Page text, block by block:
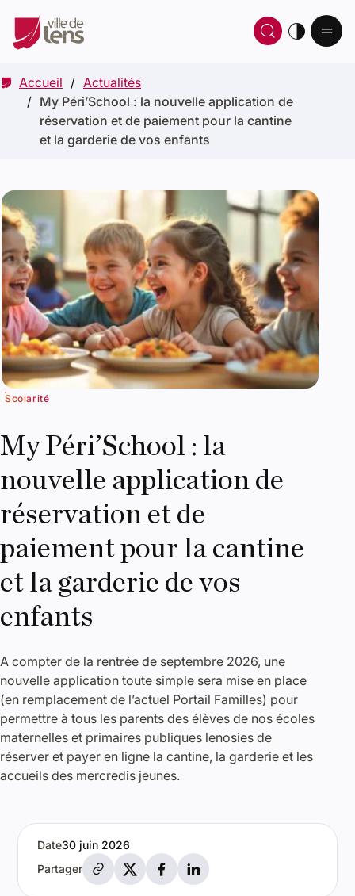
Ouvrir
Accueil
Actualités
My Péri’School : la nouvelle application de
réservation et de paiement pour la cantine
et la garderie de vos enfants
My Péri’School : la
nouvelle application de
réservation et de
paiement pour la cantine
et la garderie de vos
enfants
Scolarité
A compter de la rentrée de septembre 2026, une
nouvelle application toute simple sera mise en place
(en remplacement de l’actuel Portail Familles) pour
permettre à tous les parents des élèves de nos écoles
maternelles et primaires publiques lenosies de
réserver et payer en ligne la cantine, la garderie et les
accueils des mercredis jeunes.
PartagerPartager par e-mail
Partager sur X
Partager sur Facebook
Partager sur LinkedIn
Date30 juin 2026